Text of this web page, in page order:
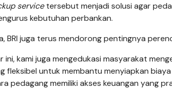
servicetersebut menjadi solusi agar
kebutuhan perbankan.
BRI juga terus mendorong pentingnya
ini, kami juga mengedukasi masyarakat
fleksibel untuk membantu menyiapkan
pedagang memiliki akses keuangan yang